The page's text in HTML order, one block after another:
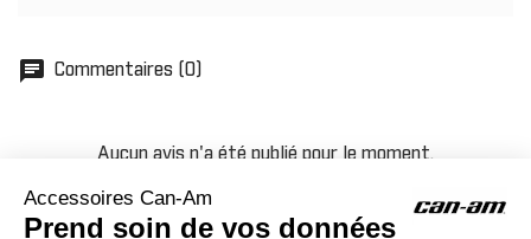
chat Commentaires (0)
Aucun avis n'a été publié pour le moment.